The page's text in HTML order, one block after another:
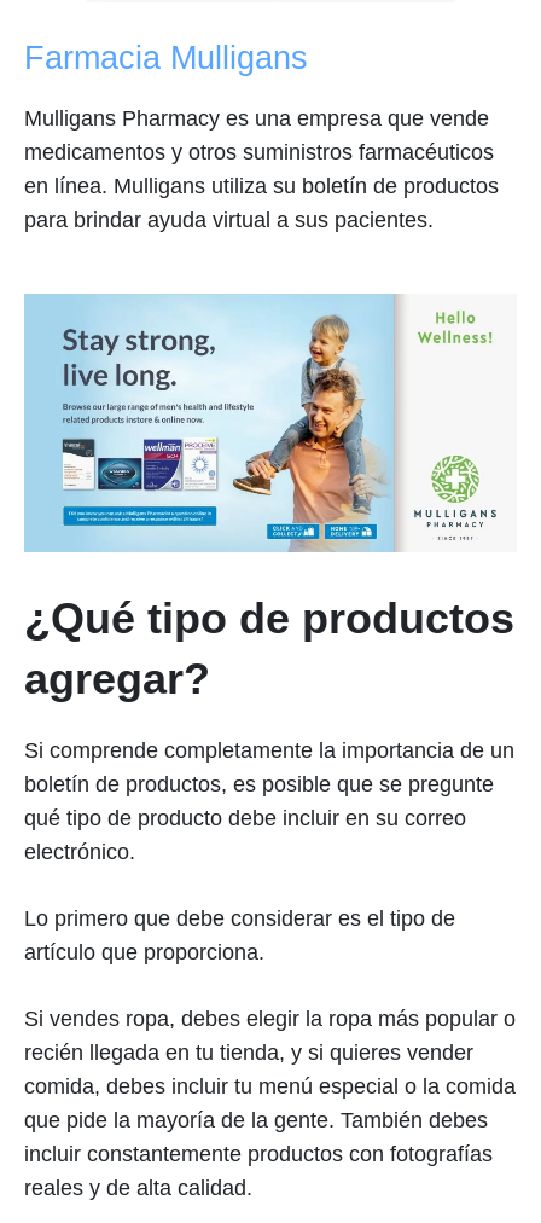
Farmacia Mulligans
Mulligans Pharmacy es una empresa que vende
medicamentos y otros suministros farmacéuticos
en línea. Mulligans utiliza su boletín de productos
para brindar ayuda virtual a sus pacientes.
¿Qué tipo de productos
agregar?
Si comprende completamente la importancia de un
boletín de productos, es posible que se pregunte
qué tipo de producto debe incluir en su correo
electrónico.
Lo primero que debe considerar es el tipo de
artículo que proporciona.
Si vendes ropa, debes elegir la ropa más popular o
recién llegada en tu tienda, y si quieres vender
comida, debes incluir tu menú especial o la comida
que pide la mayoría de la gente. También debes
incluir constantemente productos con fotografías
reales y de alta calidad.